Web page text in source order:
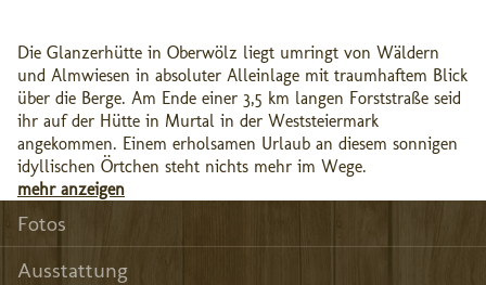
Die Glanzerhütte in Oberwölz liegt umringt von Wäldern
und Almwiesen in absoluter Alleinlage mit traumhaftem Blick
über die Berge. Am Ende einer 3,5 km langen Forststraße seid
ihr auf der Hütte in Murtal in der Weststeiermark
angekommen. Einem erholsamen Urlaub an diesem sonnigen
idyllischen Örtchen steht nichts mehr im Wege.
mehr anzeigen
Fotos
Ausstattung